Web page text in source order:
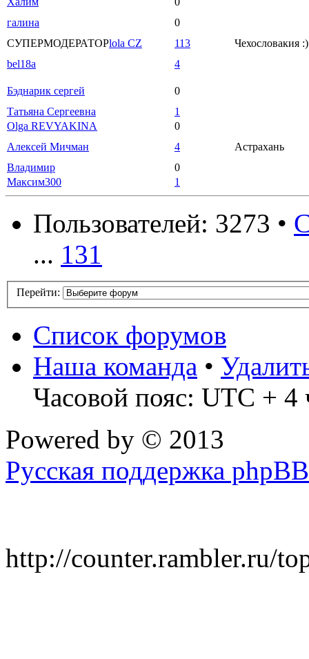
галина
0
СУПЕРМОДЕРАТОРlola CZ 113
Чехословакия :)
bel18a
4
Бэднарик сергей
0
Татьяна Сергеевна
1
Olga REVYAKINA
0
Алексей Мичман
4
Астрахань
Владимир
0
Максим300
1
Пользователей: 3273 •
... 131
Перейти:
Список форумов
Наша команда •
Часовой пояс: UTC + 4
Powered by © 2013
Русская поддержка phpBB
http://counter.rambler.ru/